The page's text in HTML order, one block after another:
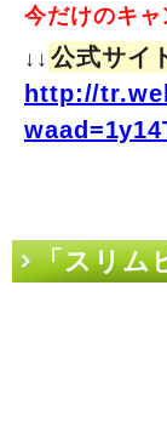
今だけのキャ
↓↓ 公式サイ
http://
「スリム